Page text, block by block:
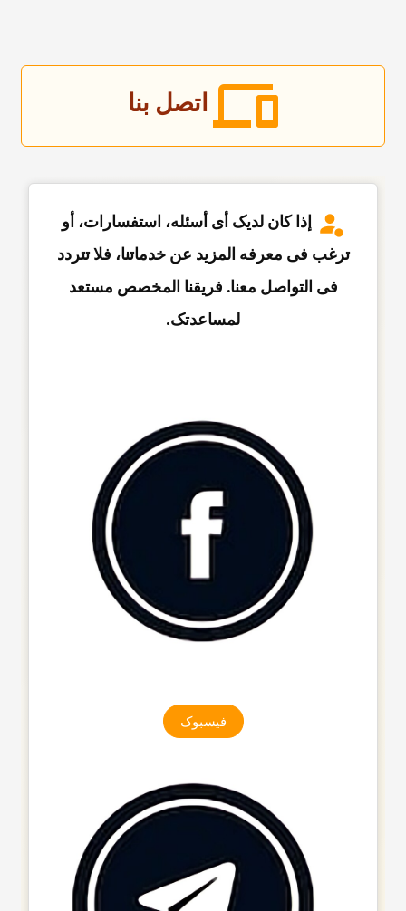
اتصل بنا
إذا کان لدیک أی أسئله، استفسارات، أو
ترغب فی معرفه المزید عن خدماتنا، فلا تتردد
فی التواصل معنا. فریقنا المخصص مستعد
لمساعدتک.
فیسبوک